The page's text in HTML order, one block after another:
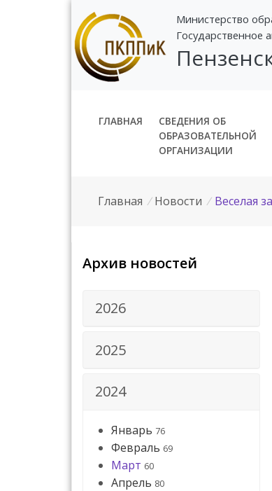
Министерство
Государственное
ГЛАВНАЯ
СВЕДЕНИЯ ОБ
ОБРАЗОВАТЕЛЬНОЙ
ОРГАНИЗАЦИИ
Главная / Новости / Веселая
Архив новостей
2026
2025
2024
Январь 76
Февраль 69
Март 60
Апрель 80